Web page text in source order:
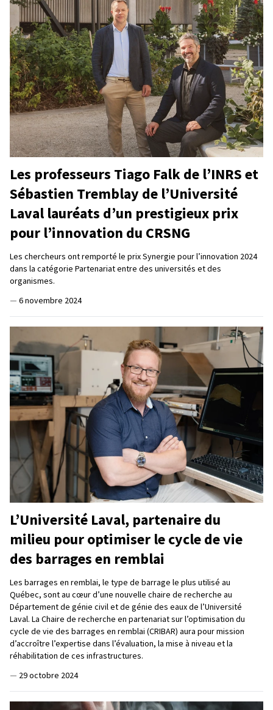
Les professeurs Tiago Falk de l’INRS et
Sébastien Tremblay de l’Université
Laval lauréats d’un prestigieux prix
pour l’innovation du CRSNG
Les chercheurs ont remporté le prix Synergie pour l’innovation 2024
dans la catégorie Partenariat entre des universités et des
organismes.
— 6 novembre 2024
L’Université Laval, partenaire du
milieu pour optimiser le cycle de vie
des barrages en remblai
Les barrages en remblai, le type de barrage le plus utilisé au
Québec, sont au cœur d’une nouvelle chaire de recherche au
Département de génie civil et de génie des eaux de l’Université
Laval. La Chaire de recherche en partenariat sur l’optimisation du
cycle de vie des barrages en remblai (CRIBAR) aura pour mission
d’accroître l’expertise dans l’évaluation, la mise à niveau et la
réhabilitation de ces infrastructures.
— 29 octobre 2024